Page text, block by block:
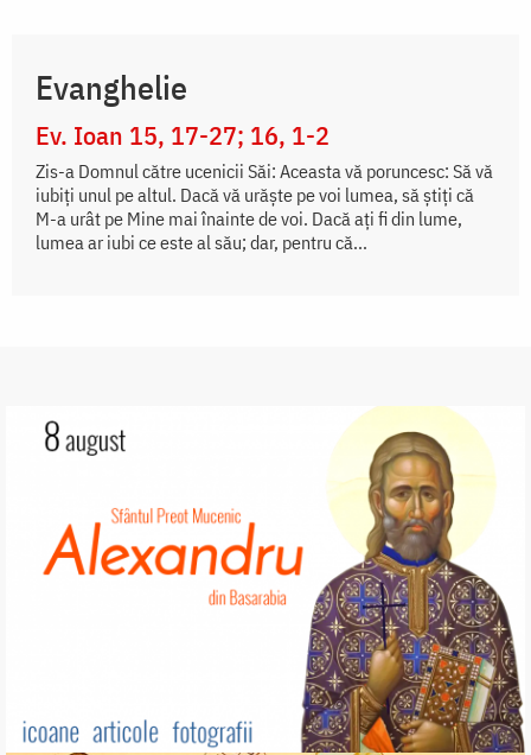
Evanghelie
Ev. Ioan 15, 17-27; 16, 1-2
Zis-a Domnul către ucenicii Săi: Aceasta vă poruncesc: Să vă
iubiți unul pe altul. Dacă vă urăște pe voi lumea, să știți că
M-a urât pe Mine mai înainte de voi. Dacă ați fi din lume,
lumea ar iubi ce este al său; dar, pentru că...